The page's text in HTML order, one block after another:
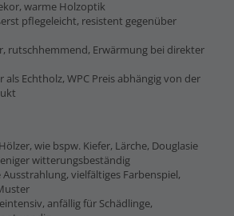
warme Holzoptik
pflegeleicht, resistent gegenüber
rutschhemmend, Erwärmung bei direkter
als Echtholz, WPC Preis abhängig von der
wie bspw. Kiefer, Lärche, Douglasie
witterungsbeständig
vielfältiges Farbenspiel,
anfällig für Schädlinge,